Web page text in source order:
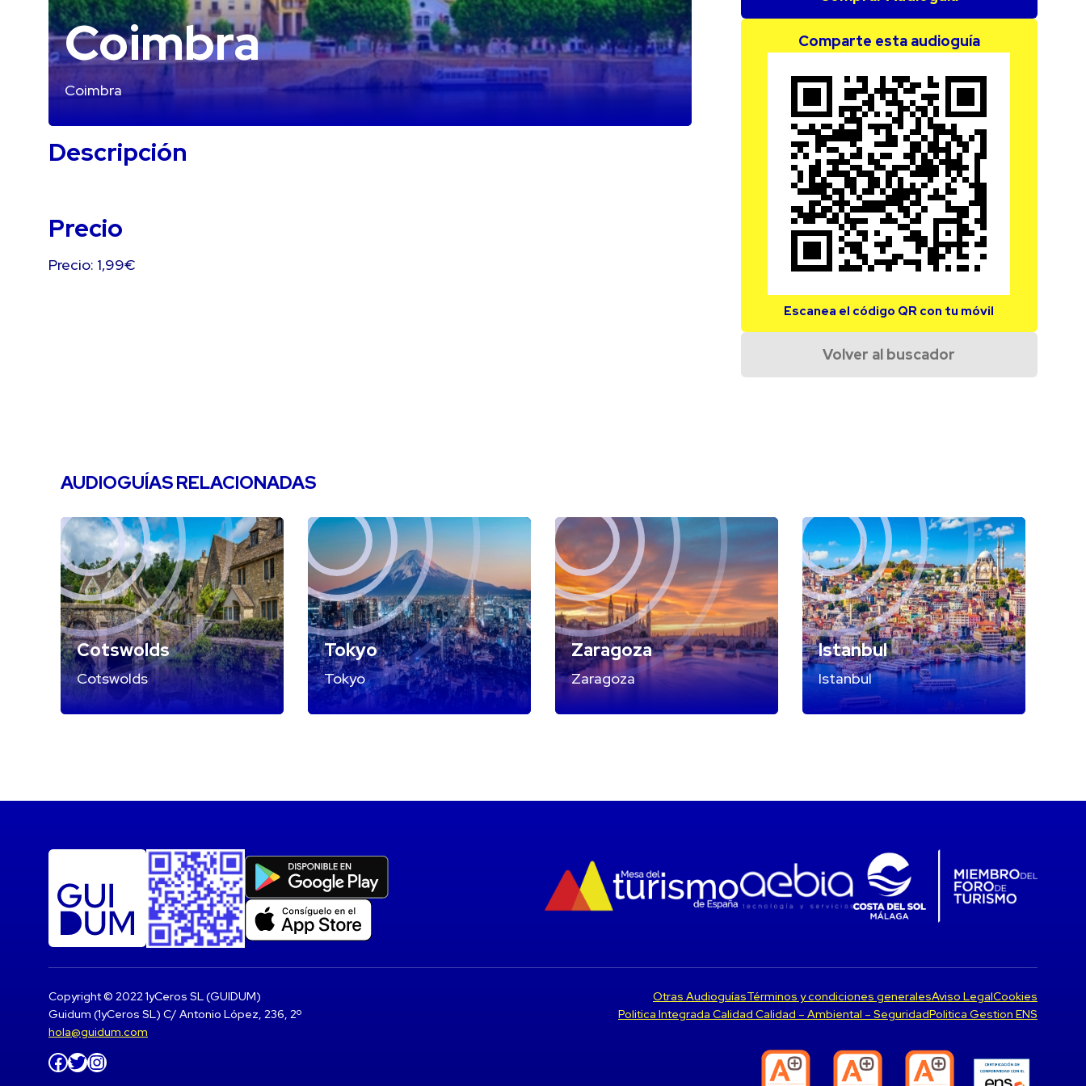
Coimbra
Coimbra
Descripción
Precio
Precio: 1,99€
Comparte esta audioguía
Escanea el código QR con tu móvil
Volver al buscador
AUDIOGUÍAS RELACIONADAS
Cotswolds
Cotswolds
Tokyo
Tokyo
Zaragoza
Zaragoza
Istanbul
Istanbul
Copyright © 2022 1yCeros SL (GUIDUM)
Guidum (1yCeros SL) C/ Antonio López, 236, 2º
hola@guidum.com
Facebook Twitter Instagram
Otras AudioguíasTérminos y condiciones generalesAviso LegalCookies
Politica Integrada Calidad Calidad – Ambiental – SeguridadPolitica Gestion ENS